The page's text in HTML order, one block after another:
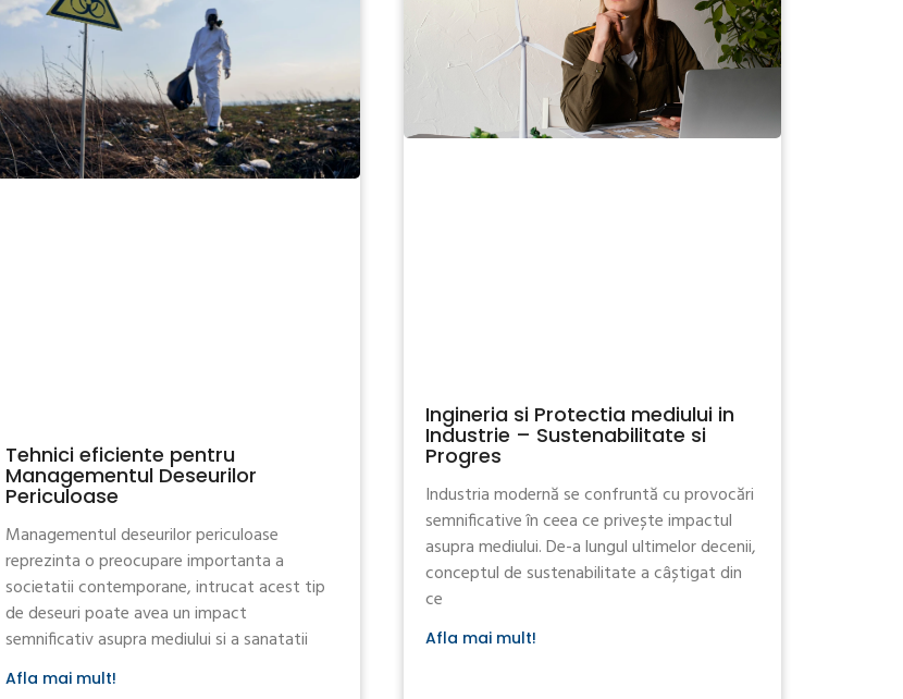
Tehnici eficiente pentru
Managementul Deseurilor
Periculoase
Managementul deseurilor periculoase
reprezinta o preocupare importanta a
societatii contemporane, intrucat acest tip
de deseuri poate avea un impact
semnificativ asupra mediului si a sanatatii
Afla mai mult!
Ingineria si Protectia mediului in
Industrie – Sustenabilitate si
Progres
Industria modernă se confruntă cu provocări
semnificative în ceea ce privește impactul
asupra mediului. De-a lungul ultimelor decenii,
conceptul de sustenabilitate a câștigat din
ce
Afla mai mult!